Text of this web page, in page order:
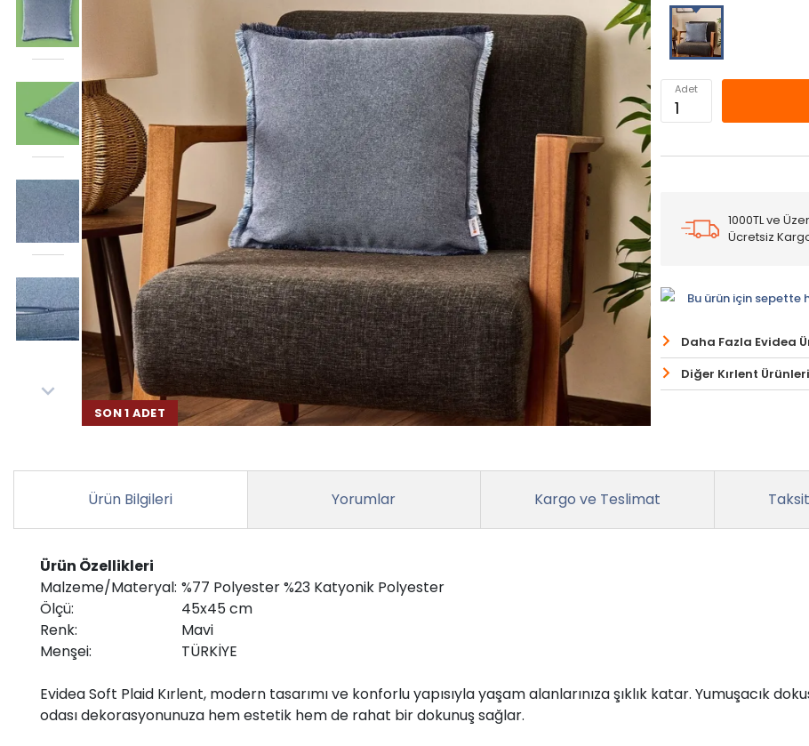
SON 1 ADET
Adet
1000TL ve
Ücretsiz
Bu ürün için sepette
Daha Fazla Evidea
Diğer Kırlent Ürünleri
Ürün Bilgileri Yorumlar Kargo ve Teslimat
Ürün Özellikleri
Malzeme/Materyal: %77 Polyester %23 Katyonik Polyester
Ölçü:
45x45 cm
Renk:
Mavi
Menşei:
TÜRKİYE
Evidea Soft Plaid Kırlent, modern tasarımı ve konforlu yapısıyla yaşam alanlarınıza şıklık katar. Yumuşacık
odası dekorasyonunuza hem estetik hem de rahat bir dokunuş sağlar.